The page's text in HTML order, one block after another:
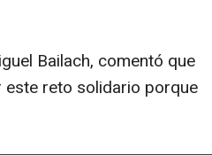
Bailach, comentó que
reto solidario porque